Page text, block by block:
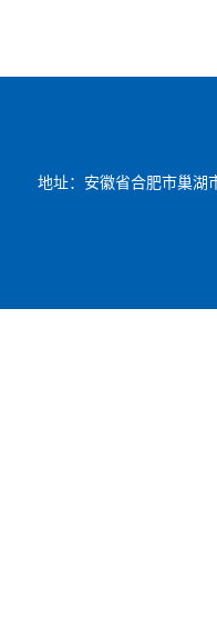
地址：安徽省合肥市巢湖